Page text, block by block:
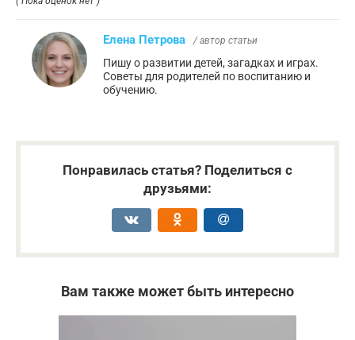
Елена Петрова / автор статьи
Пишу о развитии детей, загадках и играх.
Советы для родителей по воспитанию и
обучению.
Понравилась статья? Поделиться с
друзьями:
Вам также может быть интересно